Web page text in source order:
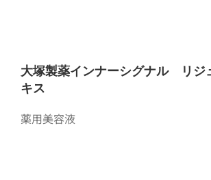
大塚製薬インナーシグナル リジ
キス
薬用美容液